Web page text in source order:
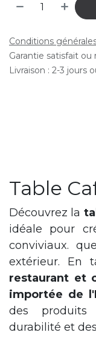
Conditions
Garantie satisfait
Livraison : 2-3 jours
Table
Découvrez la
idéale pour
conviviaux.
extérieur. En
restaurant et
importée de
des
durabilité et